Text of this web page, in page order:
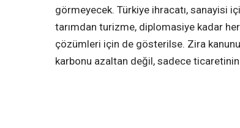
görmeyecek. Türkiye ihracatı, sanayisi
tarımdan turizme, diplomasiye kadar
çözümleri için de gösterilse. Zira
karbonu azaltan değil, sadece